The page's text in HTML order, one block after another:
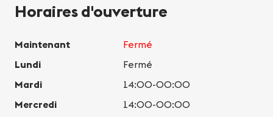
Horaires d'ouverture
Maintenant
Fermé
Lundi
Fermé
Mardi
14:00-00:00
Mercredi
14:00-00:00